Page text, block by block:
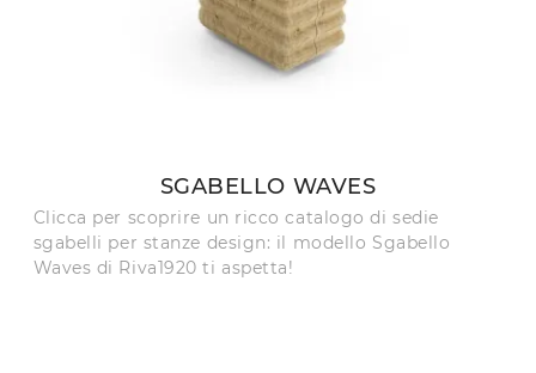
SGABELLO WAVES
Clicca per scoprire un ricco catalogo di sedie
sgabelli per stanze design: il modello Sgabello
Waves di Riva1920 ti aspetta!